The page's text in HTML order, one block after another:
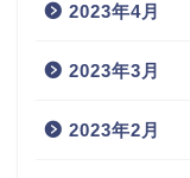
2023年4月
2023年3月
2023年2月